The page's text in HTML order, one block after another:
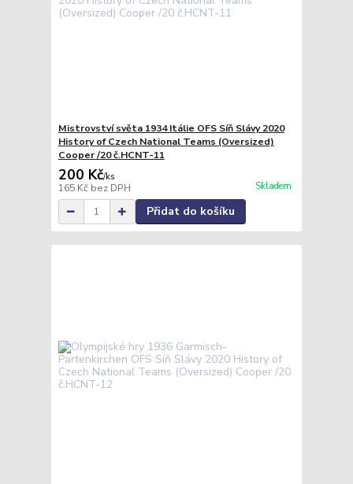
Mistrovství světa 1934 Itálie OFS Síň Slávy 2020
History of Czech National Teams (Oversized)
Cooper /20 č.HCNT-11
200 Kč/ks
165 Kč bez DPH Skladem
Přidat do košíku